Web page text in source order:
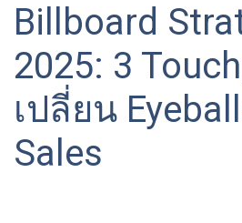
Billboard
2025: 3
เปลี่ยน
Sales